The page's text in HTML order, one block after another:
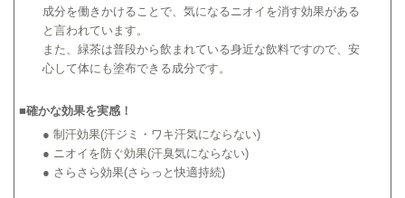
成分を働きかけることで、気になるニオイを消す効果がある
と言われています。
また、緑茶は普段から飲まれている身近な飲料ですので、安
心して体にも塗布できる成分です。
■確かな効果を実感！
● 制汗効果(汗ジミ・ワキ汗気にならない)
● ニオイを防ぐ効果(汗臭気にならない)
● さらさら効果(さらっと快適持続)